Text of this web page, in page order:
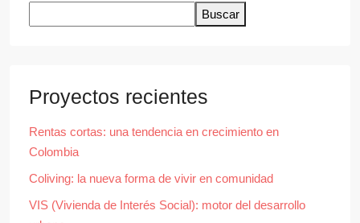
Buscar
Proyectos recientes
Rentas cortas: una tendencia en crecimiento en
Colombia
Coliving: la nueva forma de vivir en comunidad
VIS (Vivienda de Interés Social): motor del desarrollo